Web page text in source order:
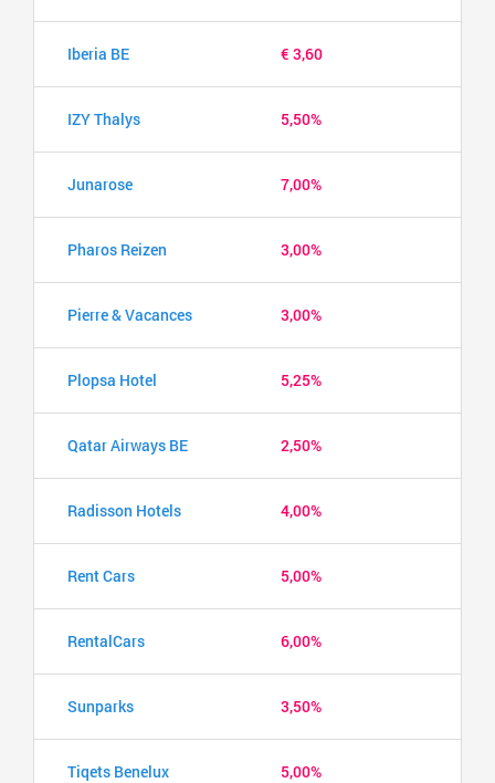
Iberia BE € 3,60
IZY Thalys 5,50%
Junarose 7,00%
Pharos Reizen 3,00%
Pierre & Vacances 3,00%
Plopsa Hotel 5,25%
Qatar Airways BE 2,50%
Radisson Hotels 4,00%
Rent Cars 5,00%
RentalCars 6,00%
Sunparks 3,50%
Tiqets Benelux 5,00%